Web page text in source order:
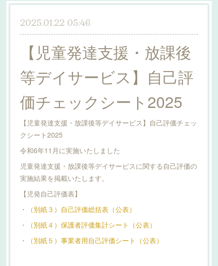
2025.01.22 05:46
【児童発達支援・放課後
等デイサービス】自己評
価チェックシート2025
【児童発達支援・放課後等デイサービス】自己評価チェッ
クシート2025
令和6年11月に実施いたしました
児童発達支援・放課後等デイサービスに関する自己評価の
実施結果を掲載いたします。
【児発自己評価表】
・
（別紙３）自己評価総括表（公表）
・
（別紙４）保護者評価集計シート（公表）
・
（別紙５）事業者用自己評価シート（公表）